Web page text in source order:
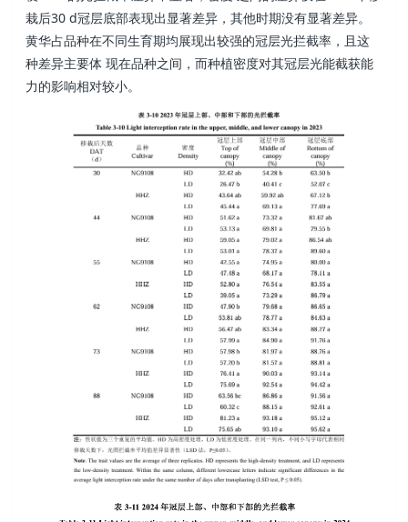
栽后30 d冠层底部表现出显著差异，其他时期没有显著差异。
黄华占品种在不同生育期均展现出较强的冠层光拦截率，且这
种差异主要体 现在品种之间，而种植密度对其冠层光能截获能
力的影响相对较小。